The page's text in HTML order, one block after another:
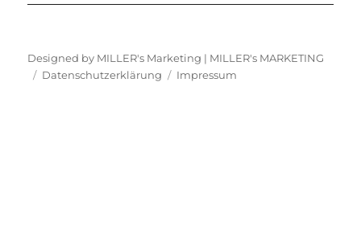
Designed by MILLER's Marketing | MILLER's MARKETING
Datenschutzerklärung
Impressum